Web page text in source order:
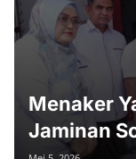
Menaker
Jaminan